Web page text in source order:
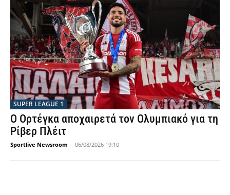
SUPER LEAGUE 1
Ο Ορτέγκα αποχαιρετά τον Ολυμπιακό για τη
Ρίβερ Πλέιτ
Sportlive Newsroom - 06/08/2026 19:10